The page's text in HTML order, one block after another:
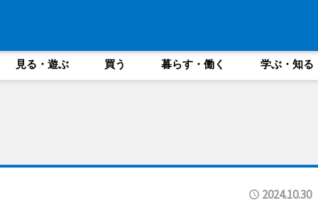
見る・遊ぶ 買う 暮らす・働く 学ぶ・知る
2024.10.30